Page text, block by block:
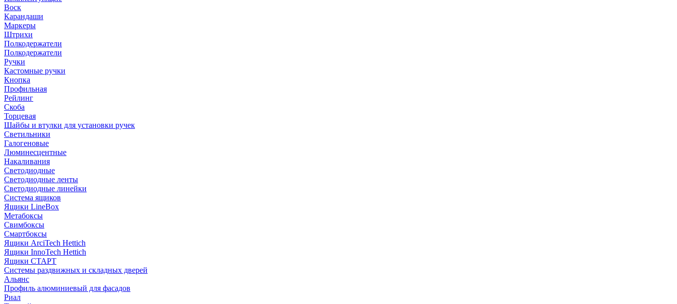
Воск
Карандаши
Маркеры
Штрихи
Полкодержатели
Полкодержатели
Ручки
Кастомные ручки
Кнопка
Профильная
Рейлинг
Скоба
Торцевая
Шайбы и втулки для установки ручек
Светильники
Галогеновые
Люминесцентные
Накаливания
Светодиодные
Светодиодные ленты
Светодиодные линейки
Система ящиков
Ящики LineBox
Метабоксы
Свимбоксы
Смартбоксы
Ящики ArciTech Hettich
Ящики InnoTech Hettich
Ящики СТАРТ
Системы раздвижных и складных дверей
Альянс
Профиль алюминиевый для фасадов
Риал